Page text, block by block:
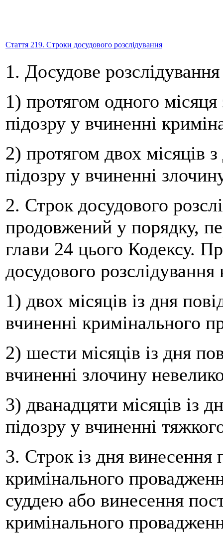
Стаття 219. Строки досудового розслідування
1. Досудове
1) протягом одного
підозру у вчиненні
2) протягом двох місяців
підозру у вчиненні
2. Строк досудового
продовжений у порядку,
глави 24 цього Кодексу.
досудового
1) двох місяців із дня
вчиненні кримінального
2) шести місяців із дня
вчиненні злочину
3) дванадцяти місяців із
підозру у вчиненні
3. Строк із дня
кримінального
суддею або винесення
кримінального